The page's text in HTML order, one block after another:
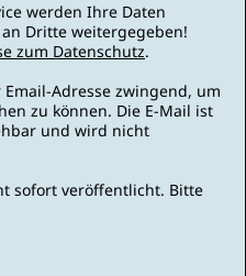
werden Ihre Daten
Dritte weitergegeben!
zum Datenschutz.
Adresse zwingend, um
zu können. Die E-Mail ist
und wird nicht
sofort veröffentlicht. Bitte